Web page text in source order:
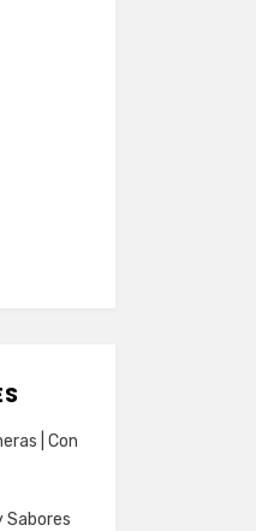
| Con
Sabores